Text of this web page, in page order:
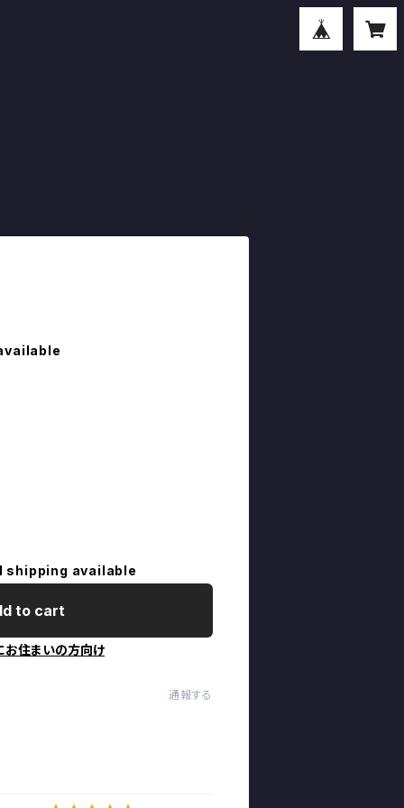
shipping available
to cart
お住まいの方向け
通報する